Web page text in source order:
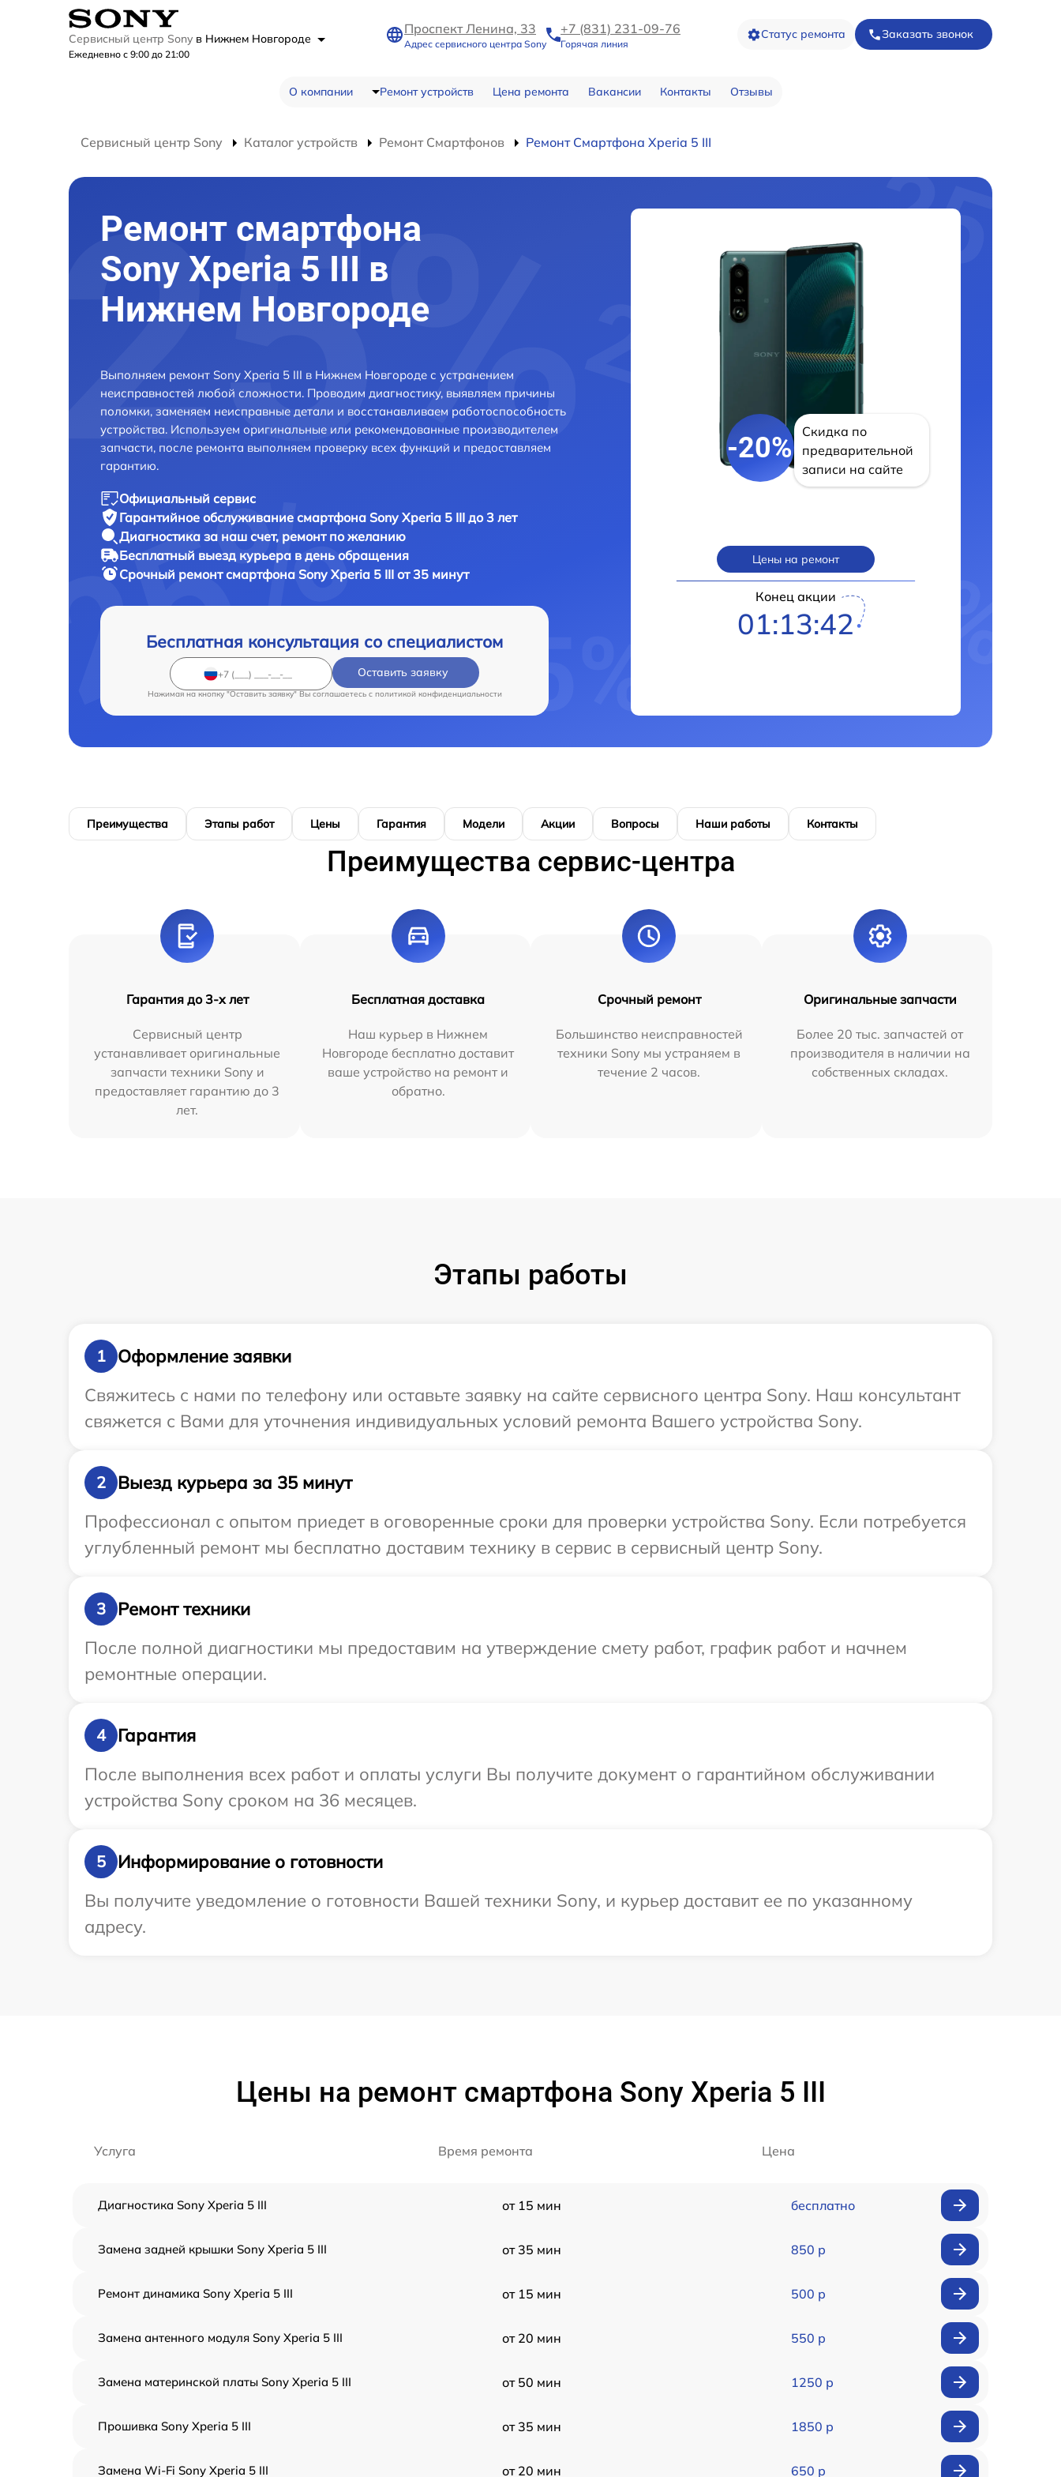
Сервисный центр Sony в Нижнем Новгороде
Ежедневно с 9:00 до 21:00
Проспект Ленина, 33
Адрес сервисного центра Sony
+7 (831) 231-09-76
Горячая линия
Статус ремонта Заказать звонок
О компании Ремонт устройств Цена ремонта Вакансии Контакты Отзывы
Сервисный центр Sony Каталог устройств Ремонт Смартфонов Ремонт Смартфона Xperia 5 III
Ремонт смартфона
Sony Xperia 5 III в
Нижнем Новгороде
Выполняем ремонт Sony Xperia 5 III в Нижнем Новгороде с устранением
неисправностей любой сложности. Проводим диагностику, выявляем причины
поломки, заменяем неисправные детали и восстанавливаем работоспособность
устройства. Используем оригинальные или рекомендованные производителем
запчасти, после ремонта выполняем проверку всех функций и предоставляем
гарантию.
Официальный сервис
Гарантийное обслуживание смартфона Sony Xperia 5 III до 3 лет
Диагностика за наш счет, ремонт по желанию
Бесплатный выезд курьера в день обращения
Срочный ремонтсмартфона Sony Xperia 5 III от 35 минут
Бесплатная консультация со специалистом
Оставить заявку
Нажимая на кнопку "Оставить заявку" Вы соглашаетесь c политикой конфиденциальности
-20%
Скидка по
предварительной
записи на сайте
Цены на ремонт
Конец акции
01:13:41
Преимущества Этапы работ Цены Гарантия Модели Акции Вопросы Наши работы Контакты
Преимущества сервис-центра
Гарантия до 3-х лет
Сервисный центр
устанавливает оригинальные
запчасти техники Sony и
предоставляет гарантию до 3
лет.
Бесплатная доставка
Наш курьер в Нижнем
Новгороде бесплатно доставит
ваше устройство на ремонт и
обратно.
Срочный ремонт
Большинство неисправностей
техники Sony мы устраняем в
течение 2 часов.
Оригинальные запчасти
Более 20 тыс. запчастей от
производителя в наличии на
собственных складах.
Этапы работы
1
Оформление заявки
Свяжитесь с нами по телефону или оставьте заявку на сайте сервисного центра Sony. Наш консультант
свяжется с Вами для уточнения индивидуальных условий ремонта Вашего устройства Sony.
2
Выезд курьера за 35 минут
Профессионал с опытом приедет в оговоренные сроки для проверки устройства Sony. Если потребуется
углубленный ремонт мы бесплатно доставим технику в сервис в сервисный центр Sony.
3
Ремонт техники
После полной диагностики мы предоставим на утверждение смету работ, график работ и начнем
ремонтные операции.
4
Гарантия
После выполнения всех работ и оплаты услуги Вы получите документ о гарантийном обслуживании
устройства Sony сроком на 36 месяцев.
5
Информирование о готовности
Вы получите уведомление о готовности Вашей техники Sony, и курьер доставит ее по указанному
адресу.
Цены на ремонт смартфона Sony Xperia 5 III
Услуга Время ремонта Цена
Диагностика Sony Xperia 5 III от 15 мин бесплатно
Замена задней крышки Sony Xperia 5 III от 35 мин 850 р
Ремонт динамика Sony Xperia 5 III от 15 мин 500 р
Замена антенного модуля Sony Xperia 5 III от 20 мин 550 р
Замена материнской платы Sony Xperia 5 III от 50 мин 1250 р
Прошивка Sony Xperia 5 III от 35 мин 1850 р
Замена Wi-Fi Sony Xperia 5 III от 20 мин 650 р